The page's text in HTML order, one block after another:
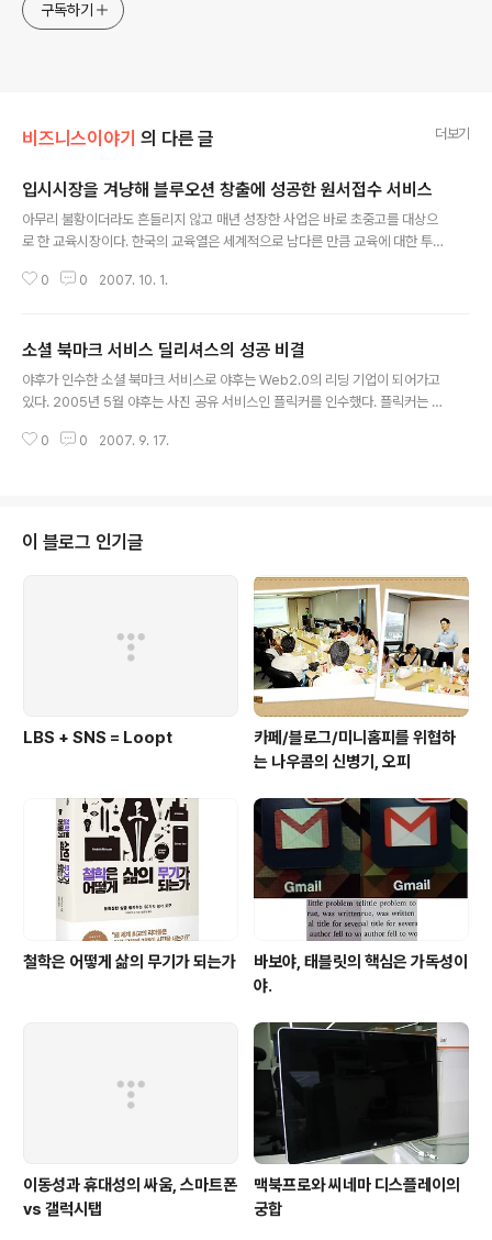
구독하기
비즈니스이야기 의 다른 글 더보기
입시시장을 겨냥해 블루오션 창출에 성공한 원서접수 서비스
아무리 불황이더라도 흔들리지 않고 매년 성장한 사업은 바로 초중고를 대상으
로 한 교육시장이다. 한국의 교육열은 세계적으로 남다른 만큼 교육에 대한 투
로 입시 시장에서 사업의 기회를 잡은 것은 바로 원서접수 시장이다. 매년 입시
수 대행 시장을 기회로 본 것이다. 1999년 6월에 국내 최초로 인터넷 대입 원
서접수 서비스를 제공하면서 새로운 시장 개척에 성공한 유웨이의 비즈니스 모
델을 살펴본다. 유웨이는 원서접수에서 시작해 입시 교육, 성인 교육 그리고 취
0 0 2007. 10. 1.
소셜 북마크 서비스 딜리셔스의 성공 비결
야후가 인수한 소셜 북마크 서비스로 야후는 Web2.0의 리딩 기업이 되어가고
있다. 2005년 5월 야후는 사진 공유 서비스인 플릭커를 인수했다. 플릭커는 소
사진에 태그를 이용해 주석을 달고 이를 공유할 수 있다. 이후 이벤트를 사용자
소셜 네트워크는 한마디로 인맥을 뜻하는 것으로 인맥에 기반한 소셜 네트워크
기술(Social Network Application, SNA)은 미국의 인터넷 전문지..
0 0 2007. 9. 17.
이 블로그 인기글
LBS + SNS = Loopt
카페/블로그/미니홈피를 위협하
는 나우콤의 신병기, 오피
철학은 어떻게 삶의 무기가 되는가
바보야, 태블릿의 핵심은 가독성이
야.
이동성과 휴대성의 싸움, 스마트폰
vs 갤럭시탭
맥북프로와 씨네마 디스플레이의
궁합